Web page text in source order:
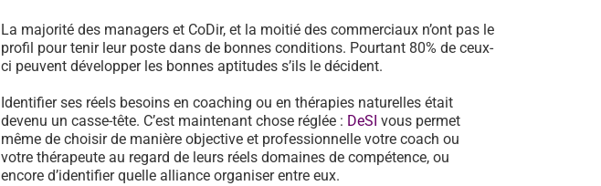
La majorité des managers et CoDir, et la moitié des commerciaux n’ont pas le
profil pour tenir leur poste dans de bonnes conditions. Pourtant 80% de ceux-
ci peuvent développer les bonnes aptitudes s’ils le décident.
Identifier ses réels besoins en coaching ou en thérapies naturelles était
devenu un casse-tête. C’est maintenant chose réglée : DeSI vous permet
même de choisir de manière objective et professionnelle votre coach ou
votre thérapeute au regard de leurs réels domaines de compétence, ou
encore d’identifier quelle alliance organiser entre eux.